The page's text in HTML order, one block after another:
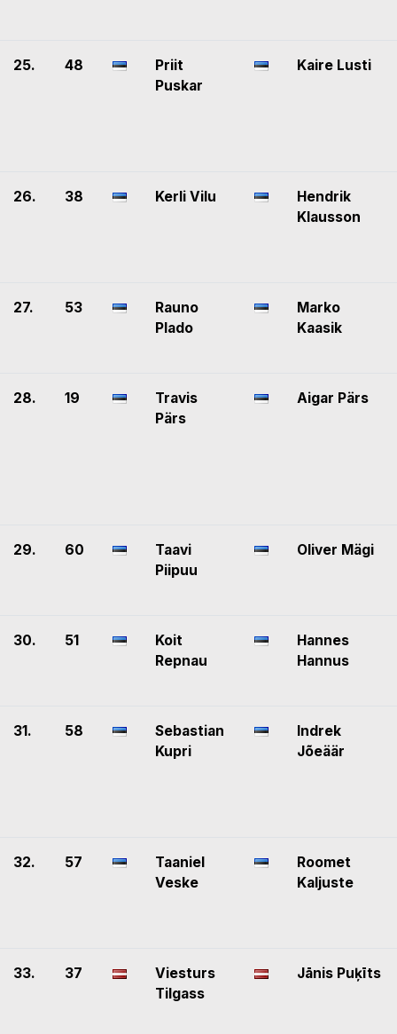
25. 48
Priit
Puskar
Kaire Lusti
26. 38 Kerli Vilu
Hendrik
Klausson
27. 53
Rauno
Plado
Marko
Kaasik
28. 19
Travis
Pärs
Aigar Pärs
29. 60
Taavi
Piipuu
Oliver Mägi
30. 51
Koit
Repnau
Hannes
Hannus
31. 58
Sebastian
Kupri
Indrek
Jõeäär
32. 57
Taaniel
Veske
Roomet
Kaljuste
33. 37
Viesturs
Tilgass
Jānis Puķīts